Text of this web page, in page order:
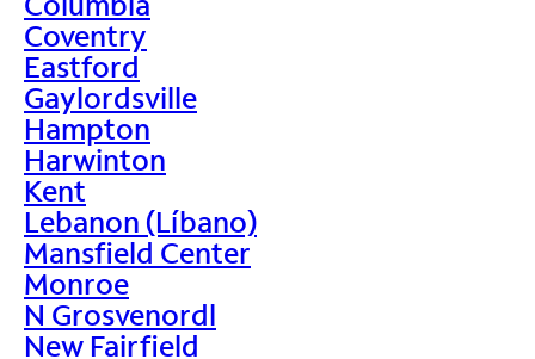
Coventry
Eastford
Gaylordsville
Hampton
Harwinton
Kent
Lebanon (Líbano)
Mansfield Center
Monroe
N Grosvenordl
New Fairfield